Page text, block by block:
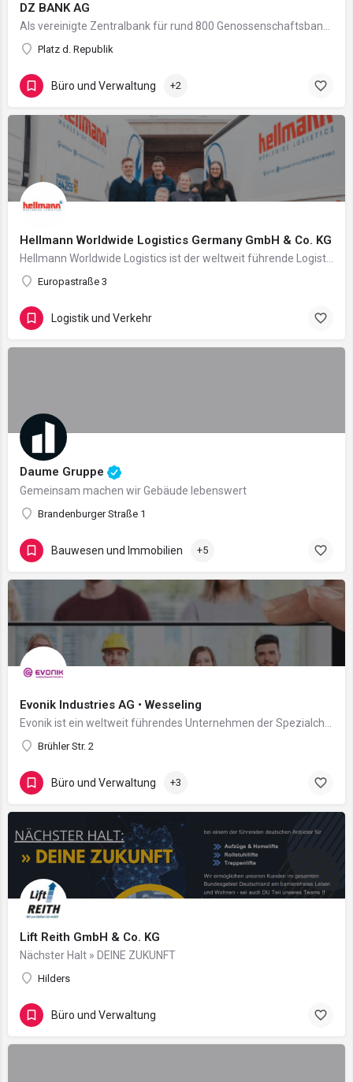
DZ BANK AG
Platz d. Republik
Büro und Verwaltung +2
Hellmann Worldwide Logistics Germany GmbH & Co. KG
Europastraße 3
Logistik und Verkehr
Daume Gruppe
Gemeinsam machen wir Gebäude lebenswert
Brandenburger Straße 1
Bauwesen und Immobilien +5
Evonik Industries AG • Wesseling
Brühler Str. 2
Büro und Verwaltung +3
Lift Reith GmbH & Co. KG
Nächster Halt » DEINE ZUKUNFT
Hilders
Büro und Verwaltung